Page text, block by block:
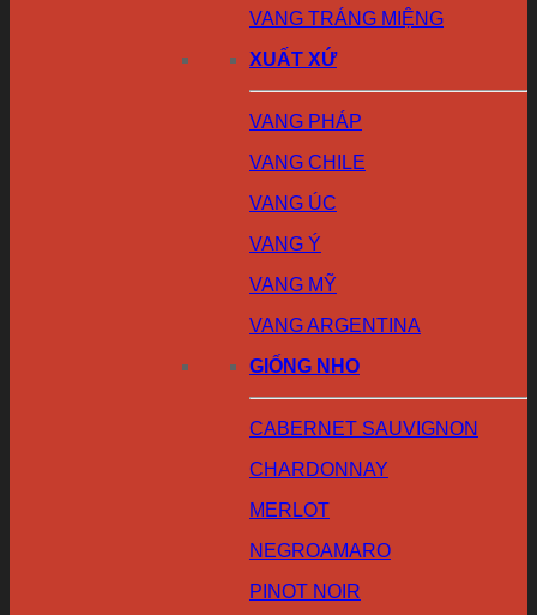
VANG TRÁNG MIỆNG
XUẤT XỨ
VANG PHÁP
VANG CHILE
VANG ÚC
VANG Ý
VANG MỸ
VANG ARGENTINA
GIỐNG NHO
CABERNET SAUVIGNON
CHARDONNAY
MERLOT
NEGROAMARO
PINOT NOIR